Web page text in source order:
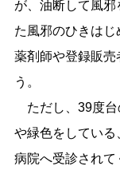
が、油断して風邪
た風邪のひきは
薬剤師や登録販売
う。
ただし、39度台
や緑色をしている
病院へ受診され